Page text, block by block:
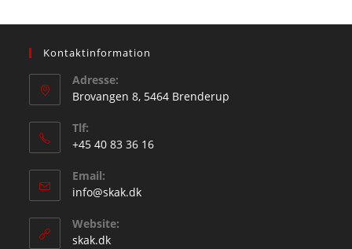
Kontaktinformation
Adresse:
Brovangen 8, 5464 Brenderup
Tlf:
+45 40 83 36 16
your
application
Email:
info@skak.dkOpens
Website:
skak.dk